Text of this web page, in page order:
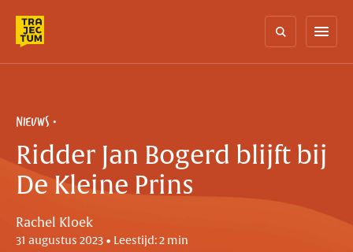
content
menu
NIEUWS
Ridder Jan Bogerd blijft bij
De Kleine Prins
Rachel Kloek
31 augustus 2023 • Leestijd: 2 min